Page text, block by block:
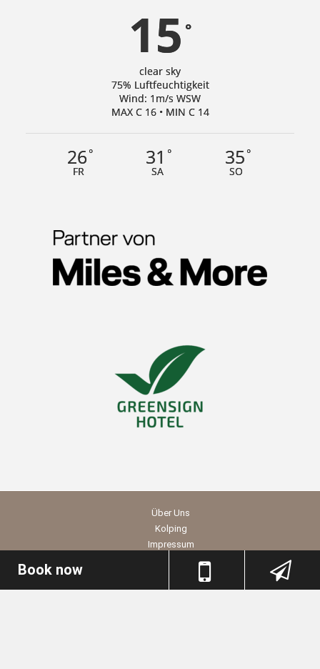
15 °
clear sky
75% Luftfeuchtigkeit
Wind: 1m/s WSW
MAX C 16 • MIN C 14
26 °
FR
31 °
SA
35 °
SO
Über Uns
Kolping
Impressum
Datenschutz Social Media
Book now